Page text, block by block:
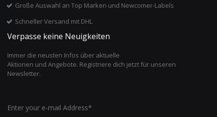
Große Auswahl an Top Marken und Newcomer-Labels
Schneller Versand mit DHL
Verpasse keine Neuigkeiten
Immer die neusten Infos über aktuelle
Aktionen und Angebote. Registriere dich jetzt für unseren
Newsletter.
Enter your e-mail Address*